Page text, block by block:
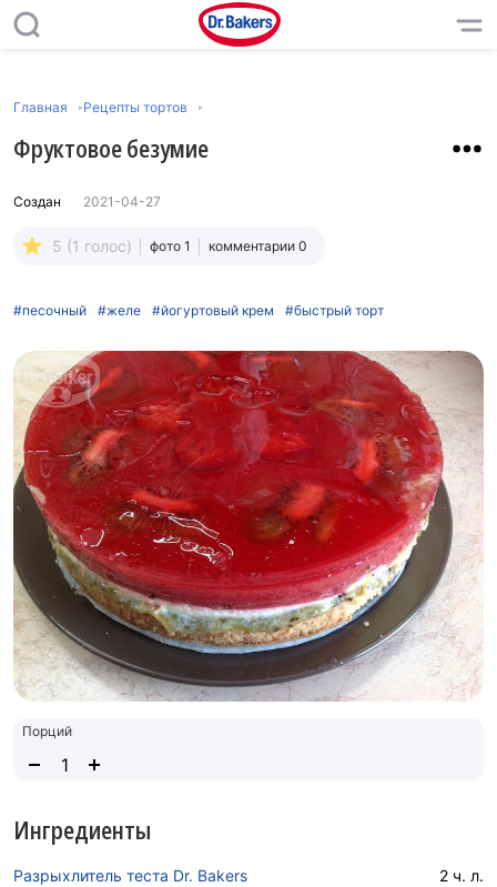
Главная Рецепты тортов
Фруктовое безумие
Создан 2021-04-27
5 (1 голос) фото 1 комментарии 0
#песочный #желе #йогуртовый крем #быстрый торт
Порций
Ингредиенты
Разрыхлитель теста Dr. Bakers 2 ч. л.